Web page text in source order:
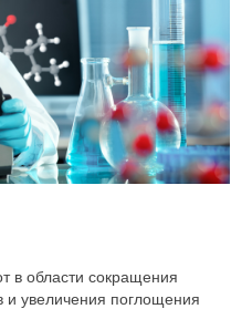
в области сокращения
и увеличения поглощения